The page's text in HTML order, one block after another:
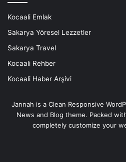
Kocaali Emlak
Sakarya Yöresel Lezzetler
Sakarya Travel
Kocaali Rehber
Kocaali Haber Arşivi
Jannah is a Clean Responsive
News and Blog theme. Packed
completely customize your